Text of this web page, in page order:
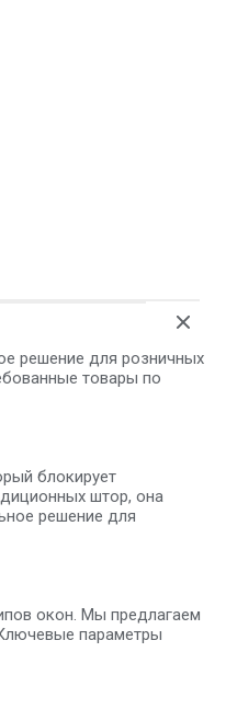
решение для розничных
товары по
блокирует
штор, она
решение для
окон. Мы предлагаем
параметры